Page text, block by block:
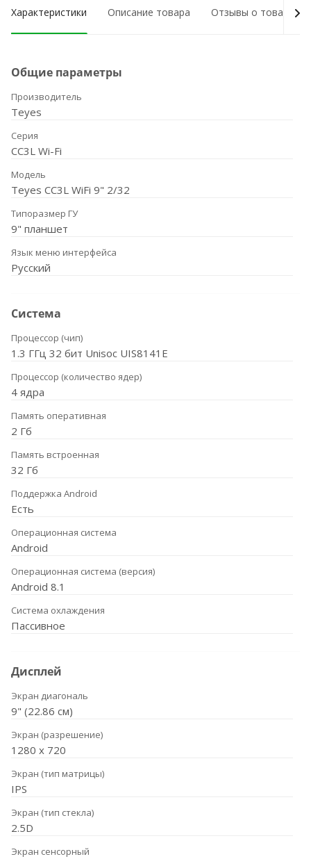
Характеристики Описание товара Отзывы о товаре
Общие параметры
Производитель
Teyes
Серия
CC3L Wi-Fi
Модель
Teyes CC3L WiFi 9" 2/32
Типоразмер ГУ
9" планшет
Язык меню интерфейса
Русский
Система
Процессор (чип)
1.3 ГГц 32 бит Unisoc UIS8141E
Процессор (количество ядер)
4 ядра
Память оперативная
2 Гб
Память встроенная
32 Гб
Поддержка Android
Есть
Операционная система
Android
Операционная система (версия)
Android 8.1
Система охлаждения
Пассивное
Дисплей
Экран диагональ
9" (22.86 см)
Экран (разрешение)
1280 х 720
Экран (тип матрицы)
IPS
Экран (тип стекла)
2.5D
Экран сенсорный